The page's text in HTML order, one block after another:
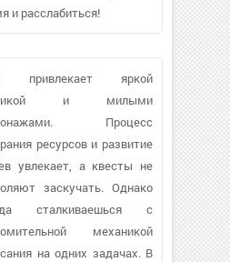
и расслабиться!
привлекает яркой
и милыми
Процесс
ресурсов и развитие
увлекает, а квесты не
заскучать. Однако
сталкиваешься с
механикой
на одних задачах. В